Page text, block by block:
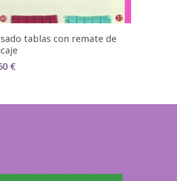
Seleccionar Opciones
tablas con remate de
€